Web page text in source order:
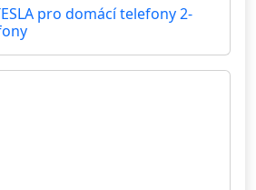
pro domácí telefony 2-